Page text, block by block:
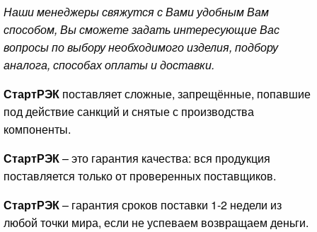
Наши менеджеры свяжутся с Вами удобным Вам
способом, Вы сможете задать интересующие Вас
вопросы по выбору необходимого изделия, подбору
аналога, способах оплаты и доставки.
СтартРЭК поставляет сложные, запрещённые, попавшие
под действие санкций и снятые с производства
компоненты.
СтартРЭК– это гарантия качества: вся продукция
поставляется только от проверенных поставщиков.
СтартРЭК– гарантия сроков поставки 1-2 недели из
любой точки мира, если не успеваем возвращаем деньги.